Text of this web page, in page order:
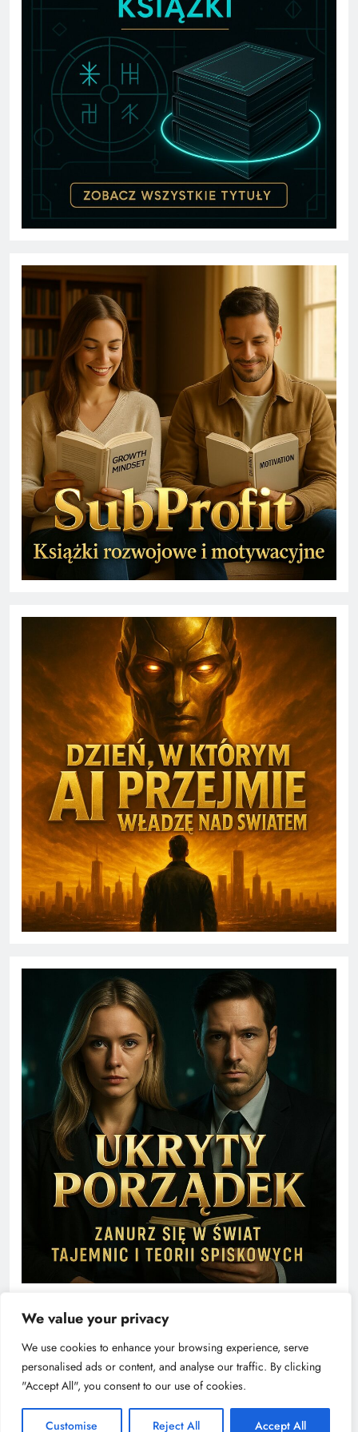
We value your privacy
We use cookies to enhance your browsing experience, serve
personalised ads or content, and analyse our traffic. By clicking
"Accept All", you consent to our use of cookies.
Customise Reject All Accept All